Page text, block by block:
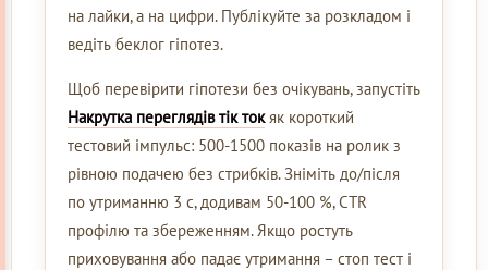
на лайки, а на цифри. Публікуйте за розкладом і
ведіть беклог гіпотез.
Щоб перевірити гіпотези без очікувань, запустіть
Накрутка переглядів тік токяк короткий
тестовий імпульс: 500-1500 показів на ролик з
рівною подачею без стрибків. Зніміть до/після
по утриманню 3 с, додивам 50-100 %, CTR
профілю та збереженням. Якщо ростуть
приховування або падає утримання – стоп тест і